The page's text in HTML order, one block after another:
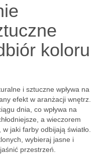
koloru
i sztuczne wpływa na
efekt w aranżacji wnętrz.
dnia, co wpływa na
a wieczorem
jaki farby odbijają światło.
wybieraj jasne i
przestrzeń.